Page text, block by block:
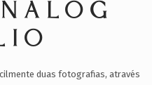
duas fotografias, através